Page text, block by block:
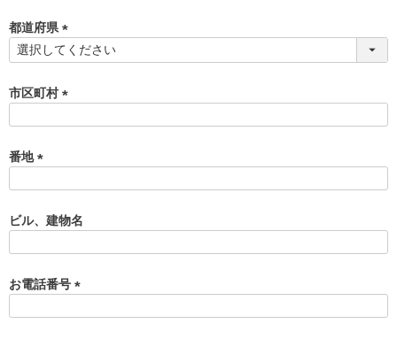
須
)
都道府県
(
須
)
市区町村
)
番地
須
)
ビル、建物名
お電話番号